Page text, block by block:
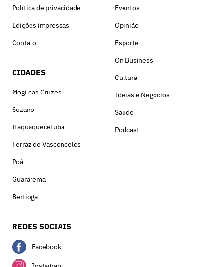
Política de privacidade
Edições impressas
Contato
CIDADES
Mogi das Cruzes
Suzano
Itaquaquecetuba
Ferraz de Vasconcelos
Poá
Guararema
Bertioga
Eventos
Opinião
Esporte
On Business
Cultura
Ideias e Negócios
Saúde
Podcast
REDES SOCIAIS
Facebook